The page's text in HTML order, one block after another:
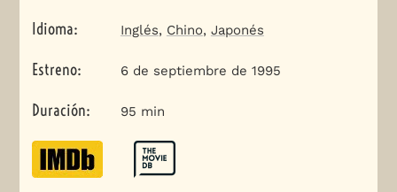
Idioma: Inglés, Chino, Japonés
Estreno: 6 de septiembre de 1995
Duración: 95 min